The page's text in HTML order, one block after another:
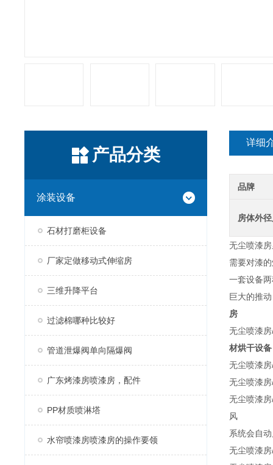
产品分类
涂装设备
石材打磨柜设备
厂家定做移动式伸缩房
三维升降平台
过滤棉哪种比较好
管道泄爆阀单向隔爆阀
广东烤漆房喷漆房，配件
PP材质喷淋塔
水帘喷漆房喷漆房的操作要领
详细
品牌
房体外
无尘喷漆
需要对漆
一套设备
巨大的推
房
无尘喷漆
材烘干设
无尘喷漆
无尘喷漆
无尘喷漆
风
系统会自
无尘喷漆